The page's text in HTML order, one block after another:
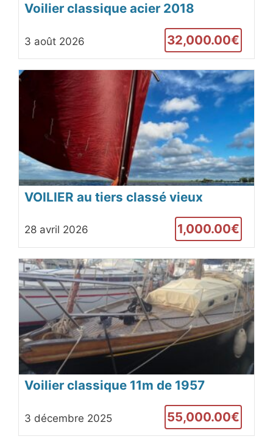
Voilier classique acier 2018
3 août 2026 32,000.00€
VOILIER au tiers classé vieux
28 avril 2026 1,000.00€
Voilier classique 11m de 1957
3 décembre 2025 55,000.00€